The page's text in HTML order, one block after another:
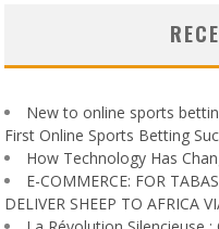
New to online sports
First Online Sports Betting
How Technology Has
E-COMMERCE: FOR
DELIVER SHEEP TO AFRICA